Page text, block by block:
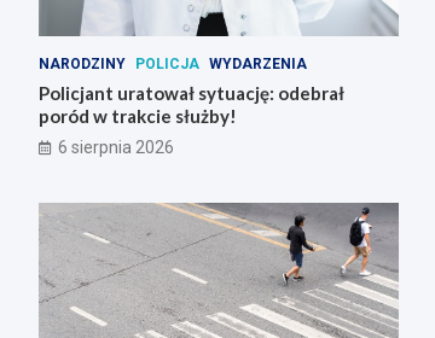
NARODZINY POLICJA WYDARZENIA
Policjant uratował sytuację: odebrał
poród w trakcie służby!
6 sierpnia 2026